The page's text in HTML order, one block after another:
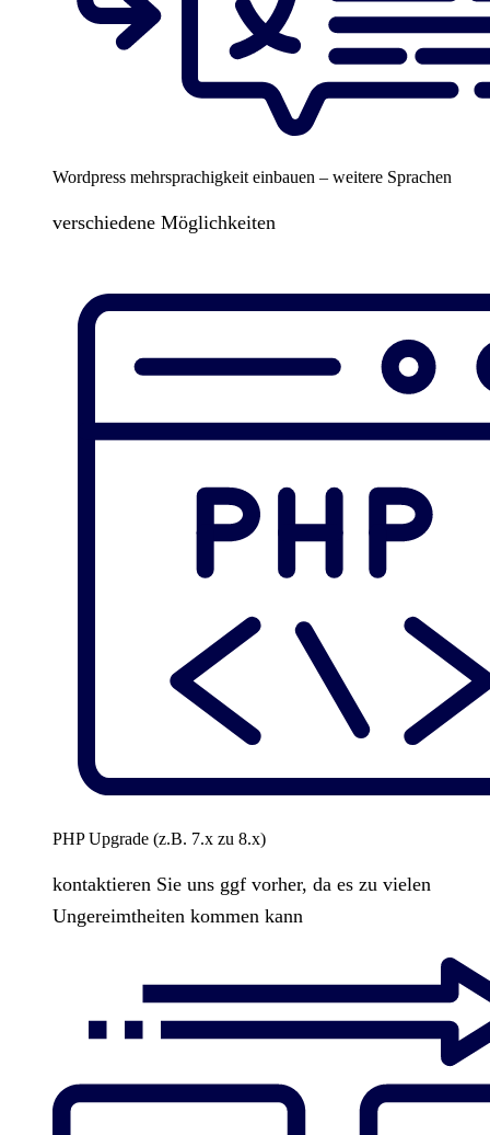
Wordpress mehrsprachigkeit einbauen – weitere Sprachen
verschiedene Möglichkeiten
PHP Upgrade (z.B. 7.x zu 8.x)
kontaktieren Sie uns ggf vorher, da es zu vielen
Ungereimtheiten kommen kann